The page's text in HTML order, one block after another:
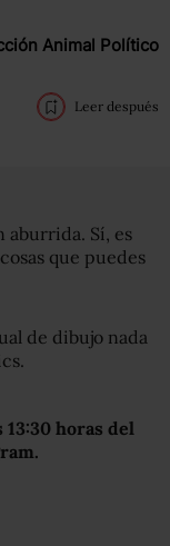
Animal Político
Leer después
aburrida. Sí, es
que puedes
de dibujo nada
13:30 horas del